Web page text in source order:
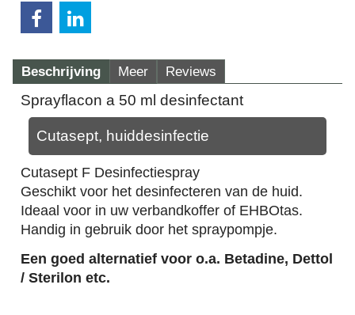
Beschrijving Meer Reviews
Sprayflacon a 50 ml desinfectant
Cutasept, huiddesinfectie
Cutasept F Desinfectiespray
Geschikt voor het desinfecteren van de huid.
Ideaal voor in uw verbandkoffer of EHBOtas.
Handig in gebruik door het spraypompje.
Een goed alternatief voor o.a. Betadine, Dettol
/ Sterilon etc.